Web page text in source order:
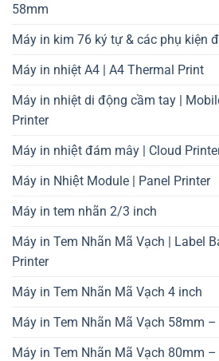
58mm
Máy in kim 76 ký tự & các phụ kiện
Máy in nhiệt A4 | A4 Thermal Print
Máy in nhiệt di động cầm tay |
Printer
Máy in nhiệt đám mây | Cloud
Máy in Nhiệt Module | Panel Printer
Máy in tem nhãn 2/3 inch
Máy in Tem Nhãn Mã Vạch | Label
Printer
Máy in Tem Nhãn Mã Vạch 4 inch
Máy in Tem Nhãn Mã Vạch 58mm
Máy in Tem Nhãn Mã Vạch 80mm